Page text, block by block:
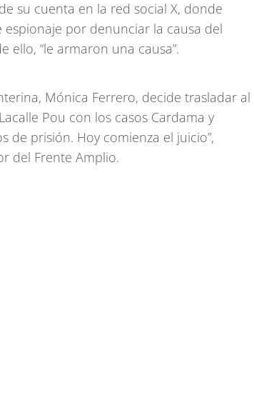
su cuenta en la red social X, donde
por denunciar la causa del
ello, “le armaron una causa”.
Mónica Ferrero, decide trasladar al
Pou con los casos Cardama y
de prisión. Hoy comienza el juicio”,
del Frente Amplio.